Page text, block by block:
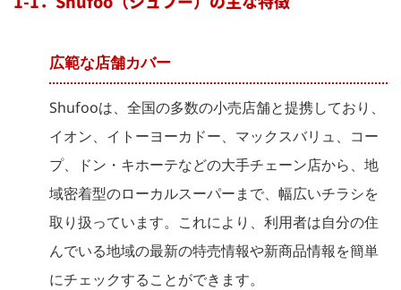
広範な店舗カバー
Shufooは、全国の多数の小売店舗と提携しており、
イオン、イトーヨーカドー、マックスバリュ、コー
プ、ドン・キホーテなどの大手チェーン店から、地
域密着型のローカルスーパーまで、幅広いチラシを
取り扱っています。これにより、利用者は自分の住
んでいる地域の最新の特売情報や新商品情報を簡単
にチェックすることができます。